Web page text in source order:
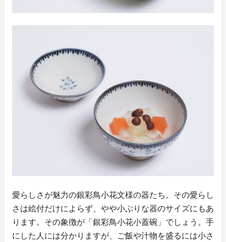
愛らしさが魅力の銀彩鳥小花文様の器たち。その愛らし
さは絵付だけによらず、やや小ぶりな器のサイズにもあ
ります。その象徴が「銀彩鳥小花小蓋碗」でしょう。手
にした人には分かりますが、ご飯や汁物を盛るには小さ